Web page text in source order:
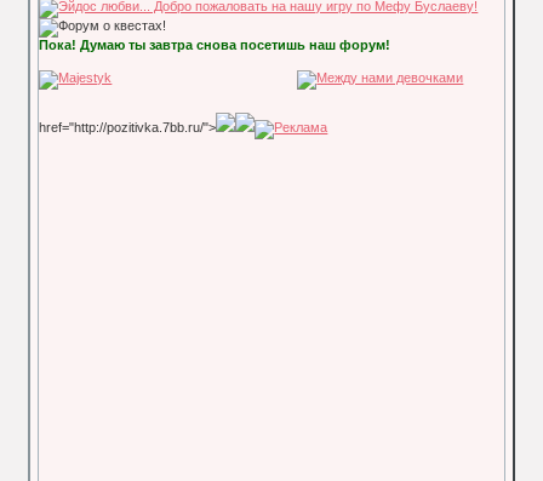
Пока! Думаю ты завтра снова посетишь наш форум!
href="http://pozitivka.7bb.ru/">